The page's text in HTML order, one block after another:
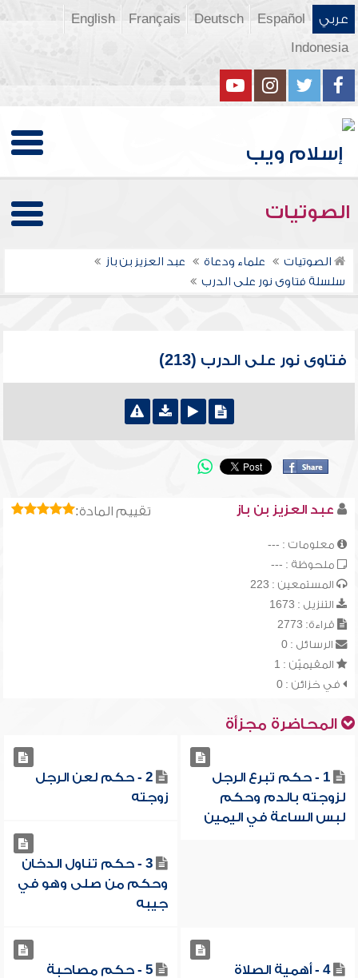
عربي Español
Deutsch
Français
English
Indonesia
الصوتيات
الصوتيات علماء ودعاة
عبد العزيز بن باز
سلسلة فتاوى نور على الدرب
فتاوى نور على الدرب (213)
تقييم المادة: عبد العزيز بن باز
معلومات : ---
ملحوظة : ---
المستمعين : 223
التنزيل : 1673
قراءة: 2773
الرسائل : 0
المقيميّن : 1
في خزائن : 0
المحاضرة مجزأة
1 - حكم تبرع الرجل
لزوجته بالدم وحكم
لبس الساعة في اليمين
2 - حكم لعن الرجل
زوجته
3 - حكم تناول الدخان
وحكم من صلى وهو في
جيبه
4 - أهمية الصلاة
5 - حكم مصاحبة